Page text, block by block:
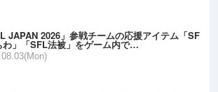
JAPAN 2026」参戦チームの応援アイテム「SF
わ」「SFL法被」をゲーム内で…